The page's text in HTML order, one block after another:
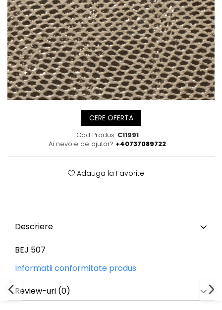
Posete
Rucsac
Plic
Saculet
Borsete
Mov
Visiniu
Maro
Albastru
CERE OFERTA
Cod Produs: C11991
Ai nevoie de ajutor? +40737089722
Adauga la Favorite
Descriere
BEJ 507
Informatii conformitate produs
Review-uri (0)